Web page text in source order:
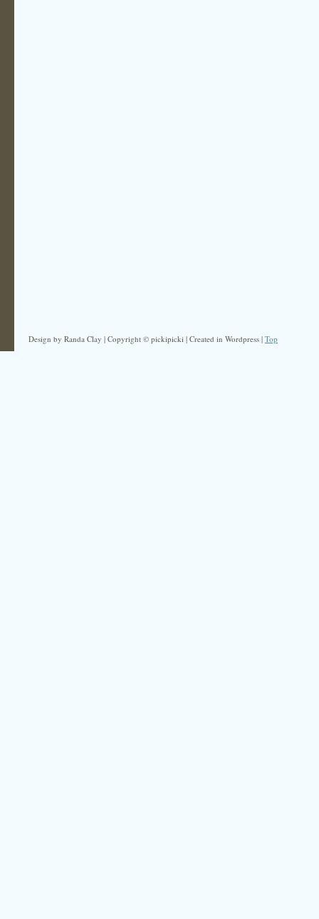
Design by Randa Clay | Copyright © pickipicki | Created in Wordpress | Top